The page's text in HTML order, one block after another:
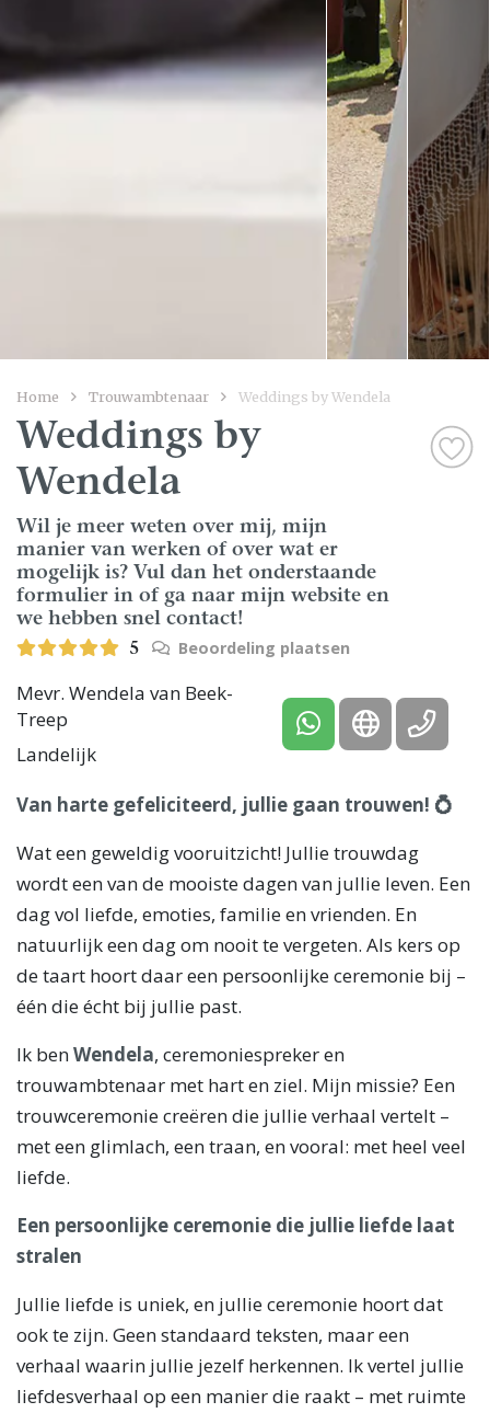
Home Trouwambtenaar Weddings by Wendela
Weddings by
Wendela
Wil je meer weten over mij, mijn
manier van werken of over wat er
mogelijk is? Vul dan het onderstaande
formulier in of ga naar mijn website en
we hebben snel contact!
5 Beoordeling plaatsen
Mevr. Wendela van Beek-
Treep
Landelijk
Van harte gefeliciteerd, jullie gaan trouwen! 💍
Wat een geweldig vooruitzicht! Jullie trouwdag
wordt een van de mooiste dagen van jullie leven. Een
dag vol liefde, emoties, familie en vrienden. En
natuurlijk een dag om nooit te vergeten. Als kers op
de taart hoort daar een persoonlijke ceremonie bij –
één die écht bij jullie past.
Ik benWendela, ceremoniespreker en
trouwambtenaar met hart en ziel. Mijn missie? Een
trouwceremonie creëren die jullie verhaal vertelt –
met een glimlach, een traan, en vooral: met heel veel
liefde.
Een persoonlijke ceremonie die jullie liefde laat
stralen
Jullie liefde is uniek, en jullie ceremonie hoort dat
ook te zijn. Geen standaard teksten, maar een
verhaal waarin jullie jezelf herkennen. Ik vertel jullie
liefdesverhaal op een manier die raakt – met ruimte